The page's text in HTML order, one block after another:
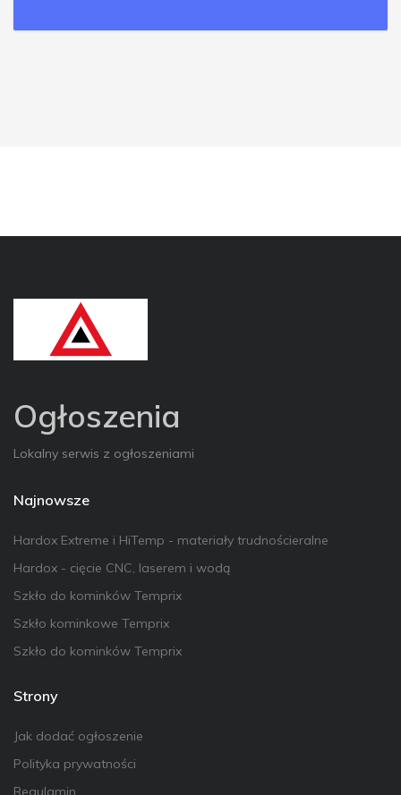
Ogłoszenia
Lokalny serwis z ogłoszeniami
Najnowsze
Hardox Extreme i HiTemp - materiały trudnościeralne
Hardox - cięcie CNC, laserem i wodą
Szkło do kominków Temprix
Szkło kominkowe Temprix
Szkło do kominków Temprix
Strony
Jak dodać ogłoszenie
Polityka prywatności
Regulamin